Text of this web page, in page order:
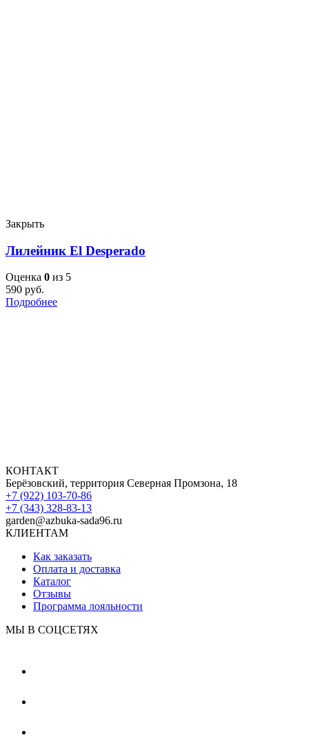
Закрыть
Лилейник El Desperado
Оценка 0 из 5
590 руб.
Подробнее
КОНТАКТ
Берёзовский, территория Северная Промзона, 18
+7 (922) 103-70-86
+7 (343) 328-83-13
garden@azbuka-sada96.ru
КЛИЕНТАМ
Как заказать
Оплата и доставка
Каталог
Отзывы
Программа лояльности
МЫ В СОЦСЕТЯХ